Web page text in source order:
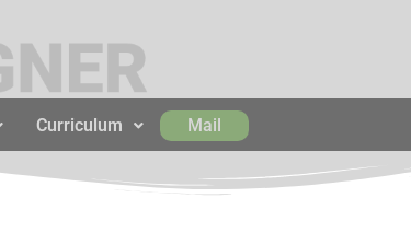
Curriculum Mail